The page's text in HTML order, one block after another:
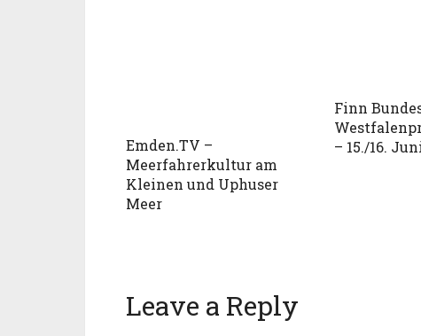
Emden.TV –
Meerfahrerkultur am
Kleinen und Uphuser
Meer
Finn
– 15./16.
Leave a Reply